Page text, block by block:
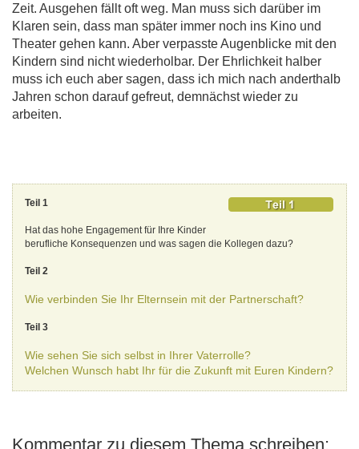
Zeit. Ausgehen fällt oft weg. Man muss sich darüber im
Klaren sein, dass man später immer noch ins Kino und
Theater gehen kann. Aber verpasste Augenblicke mit den
Kindern sind nicht wiederholbar. Der Ehrlichkeit halber
muss ich euch aber sagen, dass ich mich nach anderthalb
Jahren schon darauf gefreut, demnächst wieder zu
arbeiten.
Teil 1
Hat das hohe Engagement für Ihre Kinder
berufliche Konsequenzen und was sagen die Kollegen dazu?
Teil 2
Wie verbinden Sie Ihr Elternsein mit der Partnerschaft?
Teil 3
Wie sehen Sie sich selbst in Ihrer Vaterrolle?
Welchen Wunsch habt Ihr für die Zukunft mit Euren Kindern?
Kommentar zu diesem Thema schreiben: